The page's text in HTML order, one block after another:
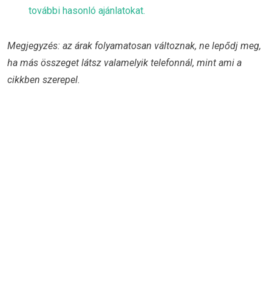
további hasonló ajánlatokat.
Megjegyzés: az árak folyamatosan változnak, ne lepődj meg,
ha más összeget látsz valamelyik telefonnál, mint ami a
cikkben szerepel.